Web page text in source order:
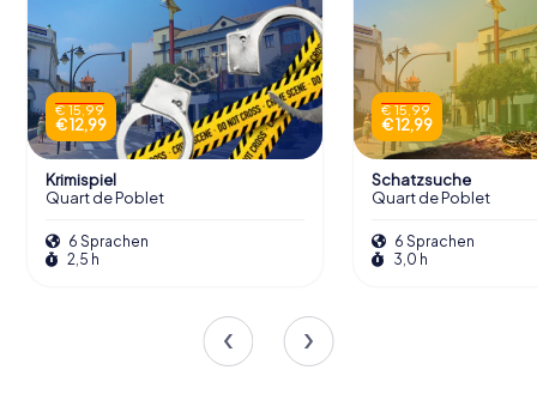
€ 15,99
€ 12,99
Krimispiel
Quart de Poblet
6 Sprachen
2,5 h
€ 15,99
€ 12,99
Schatzsuche
Quart de Poblet
6 Sprachen
3,0 h